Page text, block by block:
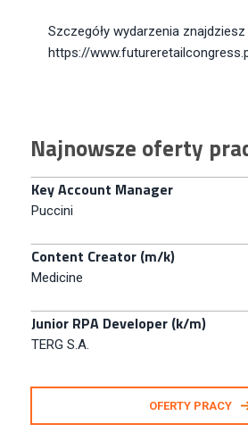
Szczegóły wydarzenia
https://
Najnowsze oferty
Key Account Manager Meble
Euro-net Sp. z o.o.
Key Account Manager
Puccini
Content Creator (m/k)
Medicine
Junior RPA Developer (k/m)
TERG S.A.
Kupiec / Kupczyni Fashion
OFERTY PRACY